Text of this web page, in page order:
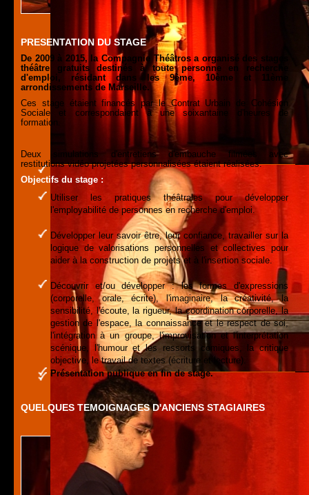
PRESENTATION DU STAGE
De 2009 à 2015, la Compagnie Théâtros a organisé des stages
théâtre gratuits destinés à toute personne en recherche
d'emploi, résidant dans les 9ème, 10ème et 11ème
arrondissements de Marseille.
Ces stage étaient financés par le Contrat Urbain de Cohésion
Sociale et correspondaient à une soixantaine d'heures de
formation.
Deux simulations d'entretiens d'embauche filmées avec
restitutions vidéo projetées personnalisées étaient réalisées.
Objectifs du stage :
Utiliser les pratiques théâtrales pour développer
l'employabilité de personnes en recherche d'emploi.
Développer leur savoir être, leur confiance, travailler sur la
logique de valorisations personnelles et collectives pour
aider à la construction de projets et à l'insertion sociale.
Découvrir et/ou développer : les formes d'expressions
(corporelle, orale, écrite), l'imaginaire, la créativité, la
sensibilité, l'écoute, la rigueur, la coordination corporelle, la
gestion de l'espace, la connaissance et le respect de soi,
l'intégration à un groupe, l'improvisation et l'interprétation
scénique, l'humour et les ressorts comiques, la critique
objective, le travail de textes (écriture et lecture).
Présentation publique en fin de stage.
QUELQUES TEMOIGNAGES D'ANCIENS STAGIAIRES